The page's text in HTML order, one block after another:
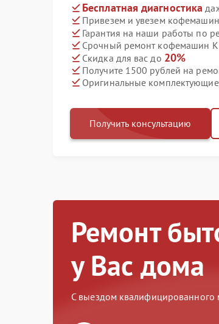
Бесплатная диагностика
Привезем и увезем
Гарантия на наши работы по
Срочный ремонт кофемашин
Скидка для вас до 20%
Получите 1500 рублей на
Оригинальные
Получить консультацию
Ремонт
у Вас дома
С выездом квалифицированного